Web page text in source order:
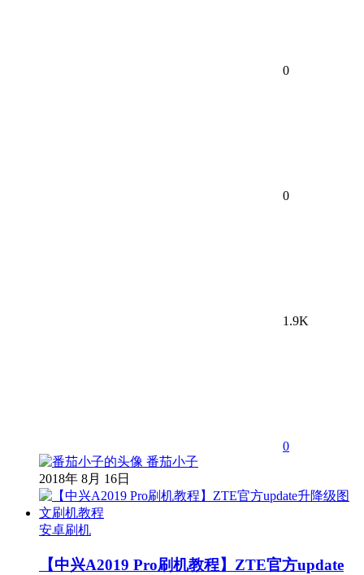
0
0
1.9K
0
番茄小子
2018年 8月 16日
安卓刷机
【中兴A2019 Pro刷机教程】ZTE官方update